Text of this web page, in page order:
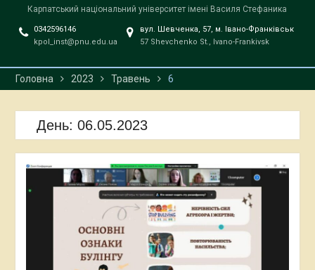
Карпатський національний університет імені Василя Стефаника
0342596146
kpol_inst@pnu.edu.ua
вул. Шевченка, 57, м. Івано-Франківськ
57 Shevchenko St., Ivano-Frankivsk
Головна 2023 Травень 6
День: 06.05.2023